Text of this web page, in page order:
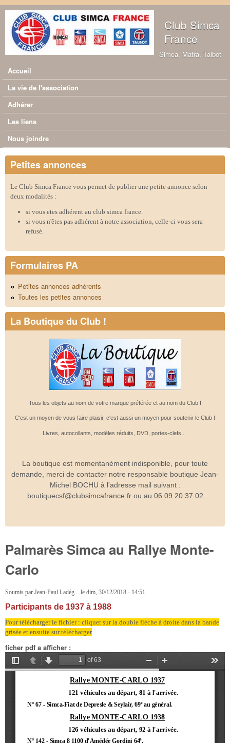
Aller au contenu principal
Club Simca
France
Simca, Matra, Talbot
Menu principal
Accueil
La vie de l'association
Adhérer
Les liens
Nous joindre
Petites annonces
Le Club Simca France vous permet de publier une petite annonce selon
deux modalités :
si vous etes adhérent au club simca france.
si vous n'êtes pas adhérent à notre association, celle-ci vous sera
refusé.
Formulaires PA
Petites annonces adhérents
Toutes les petites annonces
La Boutique du Club !
Tous les objets au nom de votre marque préférée et au nom du Club !
C'est un moyen de vous faire plaisir, c'est aussi un moyen pour soutenir le Club !
Livres, autocollants, modèles réduits, DVD, portes-clefs...
La boutique est momentanément indisponible, pour toute
demande, merci de contacter notre responsable boutique Jean-
Michel BOCHU à l'adresse mail suivant :
boutiquecsf@clubsimcafrance.fr ou au 06.09.20.37.02
Palmarès Simca au Rallye Monte-
Carlo
Soumis par Jean-Paul Ladég... le dim, 30/12/2018 - 14:51
Participants de 1937 à 1988
Pour télécharger le fichier : cliquer sur la double flèche à droite dans la bande
grisée et ensuite sur télécharger
ficher pdf a afficher :